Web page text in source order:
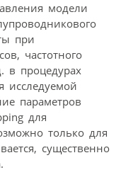
модели
при
частотного
в процедурах
исследуемой
параметров
для
только для
существенно